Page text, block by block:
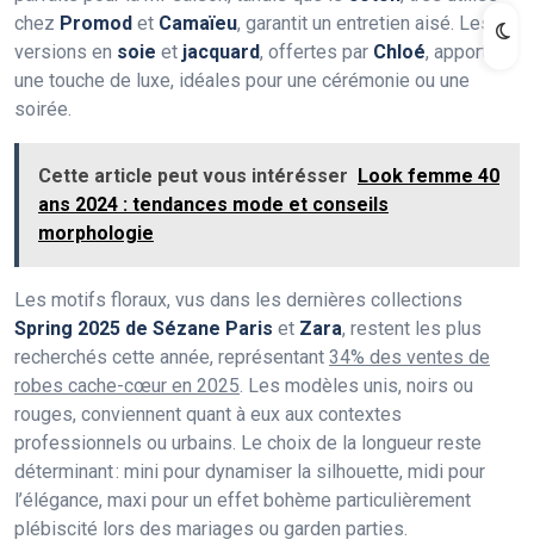
chez Promod et Camaïeu, garantit un entretien aisé. Les
versions en soie et jacquard, offertes par Chloé, apportent
une touche de luxe, idéales pour une cérémonie ou une
soirée.
Cette article peut vous intérésser Look femme 40
ans 2024 : tendances mode et conseils
morphologie
Les motifs floraux, vus dans les dernières collections
Spring 2025 de Sézane Paris et Zara, restent les plus
recherchés cette année, représentant 34% des ventes de
robes cache-cœur en 2025 . Les modèles unis, noirs ou
rouges, conviennent quant à eux aux contextes
professionnels ou urbains. Le choix de la longueur reste
déterminant : mini pour dynamiser la silhouette, midi pour
l’élégance, maxi pour un effet bohème particulièrement
plébiscité lors des mariages ou garden parties.